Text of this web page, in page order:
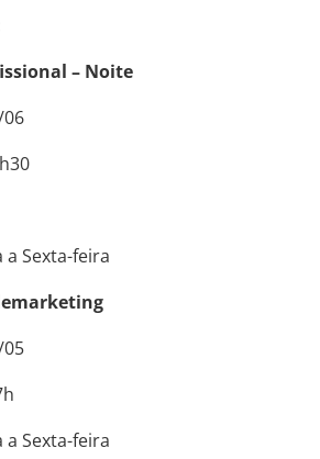
– Noite
a Sexta-feira
a Sexta-feira